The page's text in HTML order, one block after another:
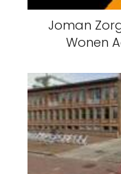
Joman
Wonen